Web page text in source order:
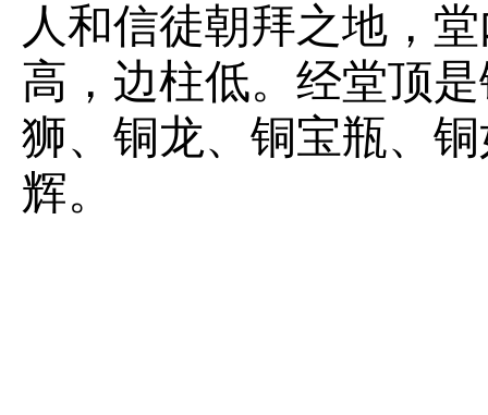
人和信徒朝拜之地，
高，边柱低。经堂顶
狮、铜龙、铜宝瓶、
辉。